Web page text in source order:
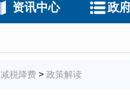
资讯中心 政
减税降费 > 政策解读